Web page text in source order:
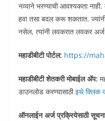
नव्याने भरण्याची आवश्यकता नाही.
हवा तसा बदल करू शकतात. ज्यांनी
नसेल, त्यांनी लवकरात लवकर
महाडीबीटी पोर्टल: https://
महाडीबीटी शेतकरी मोबाईल अ‍ॅप:
डाउनलोड करण्यासाठीइथे क्लिक
ऑनलाईन अर्ज प्रक्रियेसाठी